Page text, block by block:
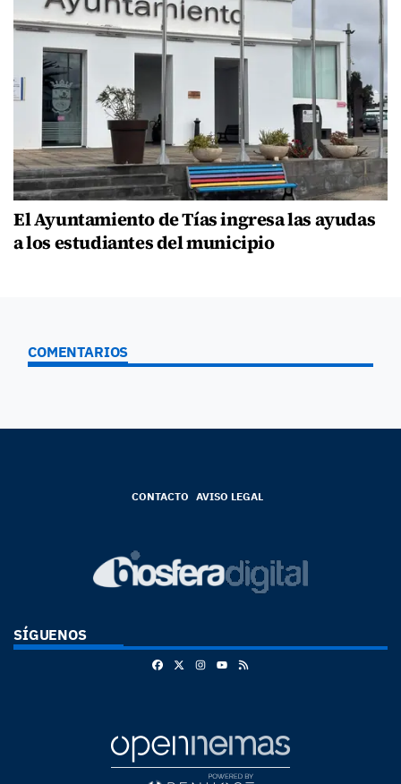
El Ayuntamiento de Tías ingresa las ayudas
a los estudiantes del municipio
COMENTARIOS
CONTACTO AVISO LEGAL
SÍGUENOS
FacebookInstagram